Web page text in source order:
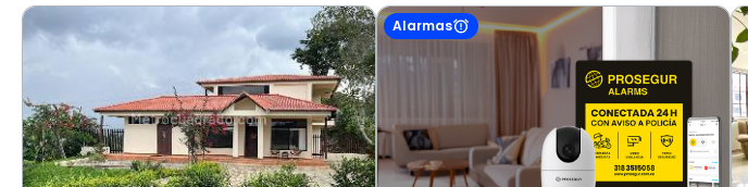
Alarmas